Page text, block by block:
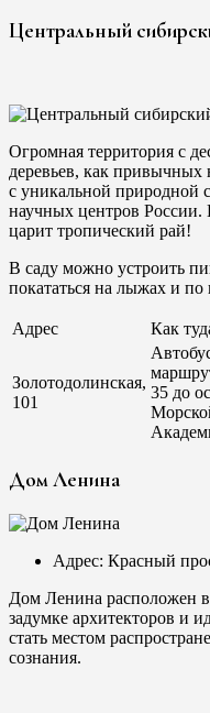
Центральный
Огромная территория с
деревьев, как привычных
с уникальной природной
научных центров России.
царит тропический рай!
В саду можно устроить
покататься на лыжах и по
Адрес Как
Золотодолинская,
101
35 до
Дом Ленина
Адрес: Красный
Дом Ленина расположен
задумке архитекторов и
стать местом
сознания.